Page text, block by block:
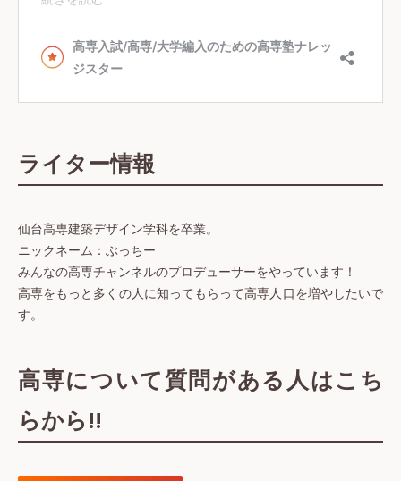
ライター情報
仙台高専建築デザイン学科を卒業。
ニックネーム：ぶっちー
みんなの高専チャンネルのプロデューサーをやっています！
高専をもっと多くの人に知ってもらって高専人口を増やしたいで
す。
高専について質問がある人はこち
らから!!